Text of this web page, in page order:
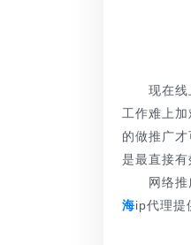
现在线上
工作难上
的做推广
是最直接有
网络推广
海ip代理提